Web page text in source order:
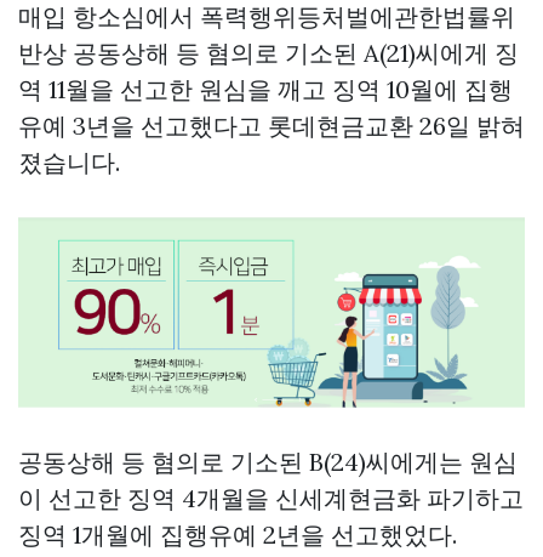
매입 항소심에서 폭력행위등처벌에관한법률위
반상 공동상해 등 혐의로 기소된 A(21)씨에게 징
역 11월을 선고한 원심을 깨고 징역 10월에 집행
유예 3년을 선고했다고 롯데현금교환 26일 밝혀
졌습니다.
공동상해 등 혐의로 기소된 B(24)씨에게는 원심
이 선고한 징역 4개월을 신세계현금화 파기하고
징역 1개월에 집행유예 2년을 선고했었다.